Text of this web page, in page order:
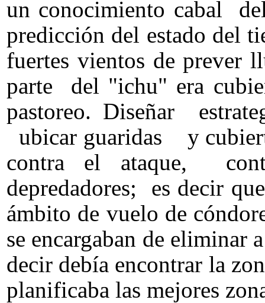
un conocimiento cabal
predicción del estado del
fuertes vientos de prever
parte del "ichu" era
pastoreo. Diseñar
ubicar guaridas y
contra el ataque,
depredadores; es decir
ámbito de vuelo de
se encargaban de eliminar
decir debía encontrar la
planificaba las mejores